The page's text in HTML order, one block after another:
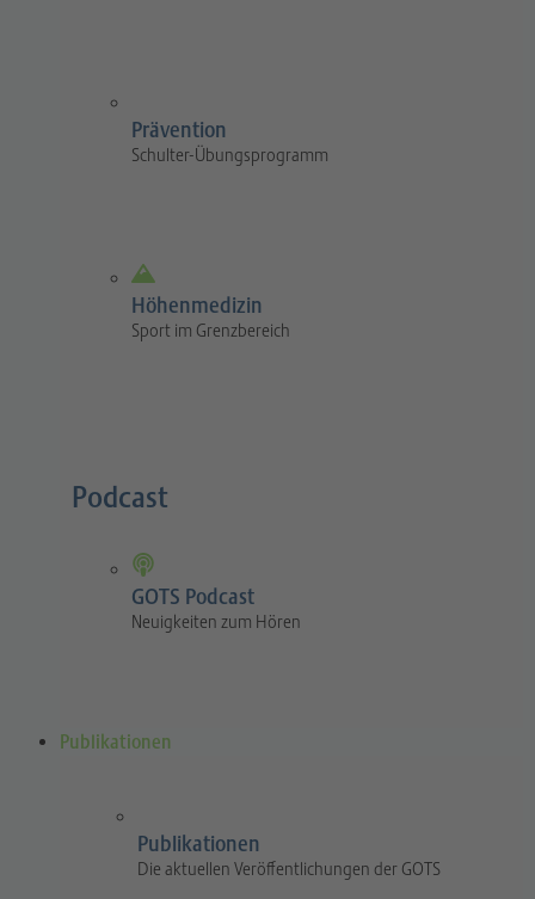
Prävention
Schulter-Übungsprogramm
Höhenmedizin
Sport im Grenzbereich
Podcast
GOTS Podcast
Neuigkeiten zum Hören
Publikationen
Publikationen
Die aktuellen Veröffentlichungen der GOTS